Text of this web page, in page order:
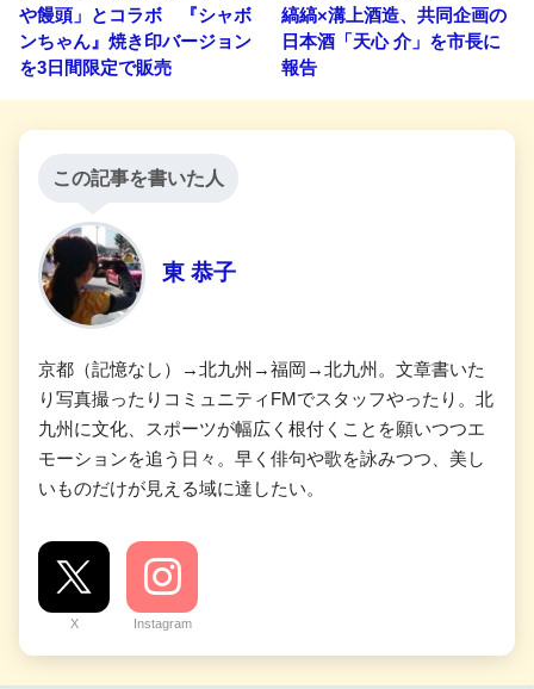
や饅頭」とコラボ 『シャボ
ンちゃん』焼き印バージョン
を3日間限定で販売
縞縞×溝上酒造、共同企画の
日本酒「天心 介」を市長に
報告
この記事を書いた人
東 恭子
京都（記憶なし）→北九州→福岡→北九州。文章書いた
り写真撮ったりコミュニティFMでスタッフやったり。北
九州に文化、スポーツが幅広く根付くことを願いつつエ
モーションを追う日々。早く俳句や歌を詠みつつ、美し
いものだけが見える域に達したい。
X Instagram